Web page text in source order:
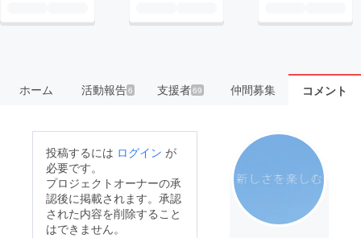
ホーム 活動報告6 支援者69 仲間募集 コメント
投稿するには ログイン が
必要です。
プロジェクトオーナーの承
認後に掲載されます。承認
された内容を削除すること
はできません。